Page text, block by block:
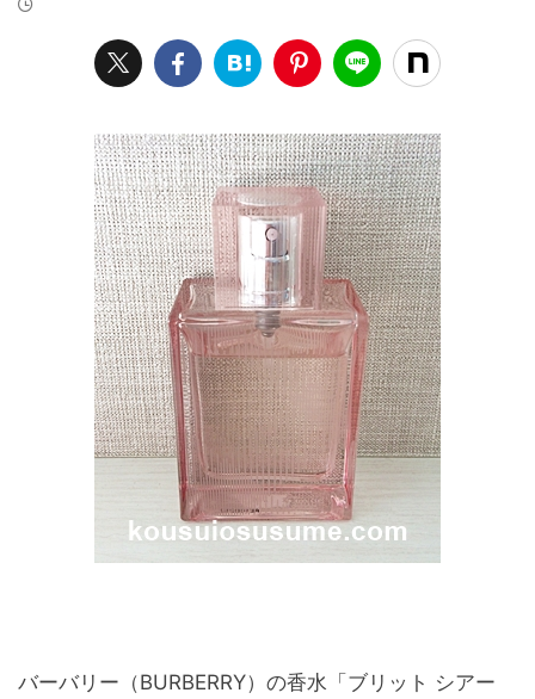
バーバリー（BURBERRY）の香水「ブリット シアー